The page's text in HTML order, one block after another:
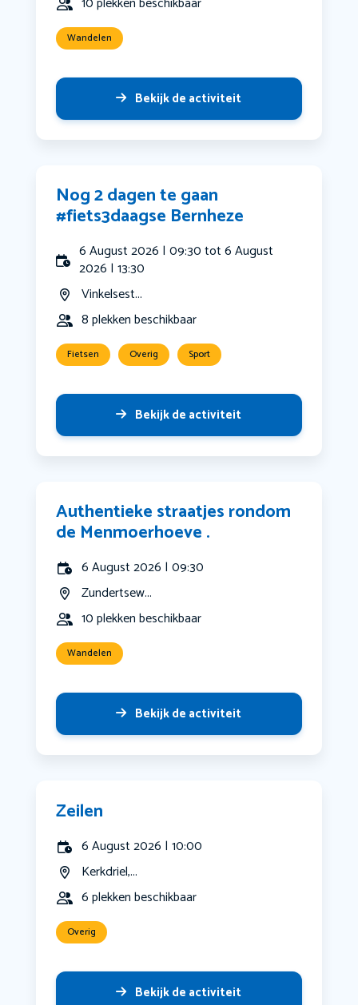
Wandelen
Bekijk de activiteit
Nog 2 dagen te gaan
#fiets3daagse Bernheze
6 August 2026 | 09:30 tot 6 August
2026 | 13:30
Vinkelsest...
8 plekken beschikbaar
Fietsen Overig Sport
Bekijk de activiteit
Authentieke straatjes rondom
de Menmoerhoeve .
6 August 2026 | 09:30
Zundertsew...
10 plekken beschikbaar
Wandelen
Bekijk de activiteit
Zeilen
6 August 2026 | 10:00
Kerkdriel,...
6 plekken beschikbaar
Overig
Bekijk de activiteit